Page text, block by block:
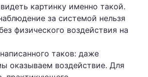
картинку именно такой.
за системой нельзя
физического воздействия на
таков: даже
оказываем воздействие. Для